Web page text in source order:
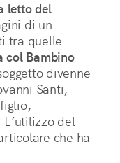
letto del
di un
tra quelle
col Bambino
divenne
Santi,
del
che ha